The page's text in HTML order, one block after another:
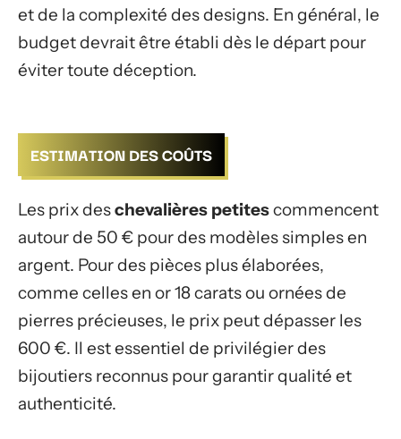
et de la complexité des designs. En général, le
budget devrait être établi dès le départ pour
éviter toute déception.
ESTIMATION DES COÛTS
Les prix deschevalières petitescommencent
autour de 50 € pour des modèles simples en
argent. Pour des pièces plus élaborées,
comme celles en or 18 carats ou ornées de
pierres précieuses, le prix peut dépasser les
600 €. Il est essentiel de privilégier des
bijoutiers reconnus pour garantir qualité et
authenticité.